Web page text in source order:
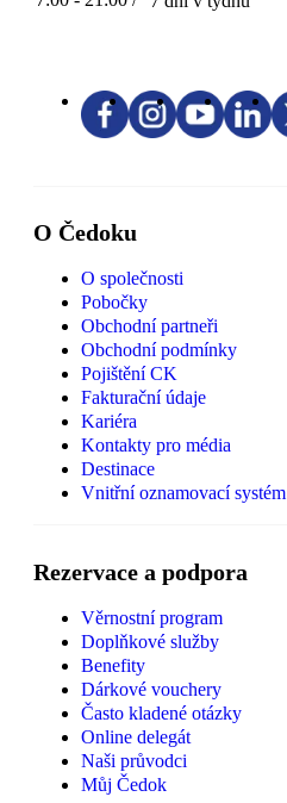
O Čedoku
O společnosti
Pobočky
Obchodní partneři
Obchodní podmínky
Pojištění CK
Fakturační údaje
Kariéra
Kontakty pro média
Destinace
Vnitřní oznamovací systém
Rezervace a podpora
Věrnostní program
Doplňkové služby
Benefity
Dárkové vouchery
Často kladené otázky
Online delegát
Naši průvodci
Můj Čedok